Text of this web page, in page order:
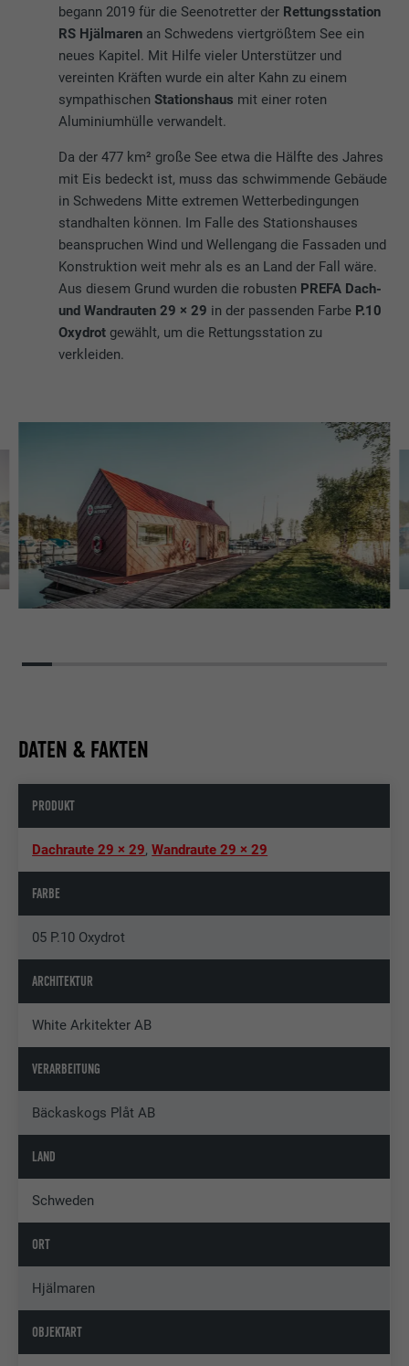
begann 2019 für die Seenotretter der Rettungsstation
RS Hjälmaren an Schwedens viertgrößtem See ein
neues Kapitel. Mit Hilfe vieler Unterstützer und
vereinten Kräften wurde ein alter Kahn zu einem
sympathischenStationshaus mit einer roten
Aluminiumhülle verwandelt.
Da der 477 km² große See etwa die Hälfte des Jahres
mit Eis bedeckt ist, muss das schwimmende Gebäude
in Schwedens Mitte extremen Wetterbedingungen
standhalten können. Im Falle des Stationshauses
beanspruchen Wind und Wellengang die Fassaden und
Konstruktion weit mehr als es an Land der Fall wäre.
Aus diesem Grund wurden die robusten PREFA Dach-
und Wandrauten 29 × 29 in der passenden Farbe P.10
Oxydrot gewählt, um die Rettungsstation zu
verkleiden.
DATEN & FAKTEN
PRODUKT
Dachraute 29 × 29,Wandraute 29 × 29
FARBE
05 P.10 Oxydrot
ARCHITEKTUR
White Arkitekter AB
VERARBEITUNG
Bäckaskogs Plåt AB
LAND
Schweden
ORT
Hjälmaren
OBJEKTART